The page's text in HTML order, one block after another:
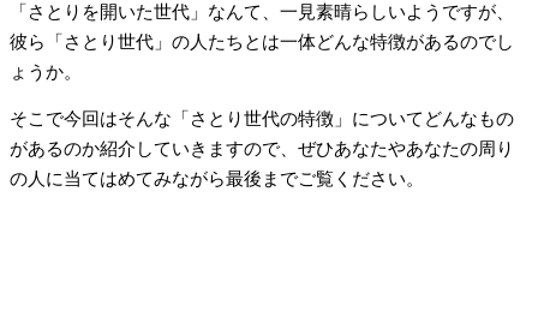
「さとりを開いた世代」なんて、一見素晴らしいようですが、
彼ら「さとり世代」の人たちとは一体どんな特徴があるのでし
ょうか。
そこで今回はそんな「さとり世代の特徴」についてどんなもの
があるのか紹介していきますので、ぜひあなたやあなたの周り
の人に当てはめてみながら最後までご覧ください。